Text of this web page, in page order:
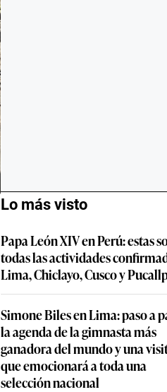
Lo más visto
Papa León XIV en Perú: estas
todas las actividades
Lima, Chiclayo, Cusco y
Simone Biles en Lima: paso a
la agenda de la gimnasta más
ganadora del mundo y una
que emocionará a toda una
selección nacional